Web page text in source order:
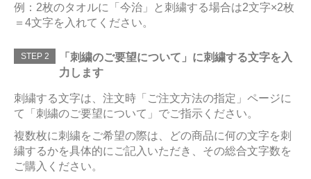
例：2枚のタオルに「今治」と刺繍する場合は2文字×2枚
＝4文字を入れてください。
STEP 2
「刺繍のご要望について」に刺繍する文字を入
力します
刺繍する文字は、注文時「ご注文方法の指定」ページに
て「刺繍のご要望について」でご指示ください。
複数枚に刺繍をご希望の際は、どの商品に何の文字を刺
繍するかを具体的にご記入いただき、その総合文字数を
ご購入ください。